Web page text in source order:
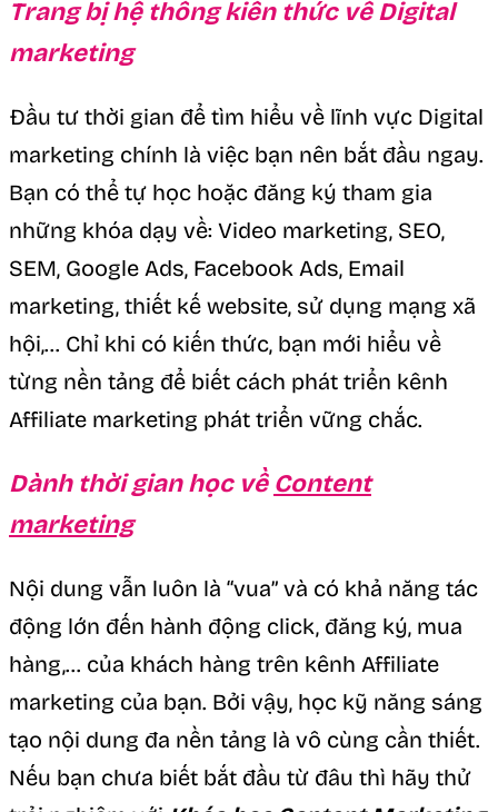
Trang bị hệ thống kiến thức về Digital
marketing
Đầu tư thời gian để tìm hiểu về lĩnh vực Digital
marketing chính là việc bạn nên bắt đầu ngay.
Bạn có thể tự học hoặc đăng ký tham gia
những khóa dạy về: Video marketing, SEO,
SEM, Google Ads, Facebook Ads, Email
marketing, thiết kế website, sử dụng mạng xã
hội,… Chỉ khi có kiến thức, bạn mới hiểu về
từng nền tảng để biết cách phát triển kênh
Affiliate marketing phát triển vững chắc.
Dành thời gian học về Content
marketing
Nội dung vẫn luôn là “vua” và có khả năng tác
động lớn đến hành động click, đăng ký, mua
hàng,… của khách hàng trên kênh Affiliate
marketing của bạn. Bởi vậy, học kỹ năng sáng
tạo nội dung đa nền tảng là vô cùng cần thiết.
Nếu bạn chưa biết bắt đầu từ đâu thì hãy thử